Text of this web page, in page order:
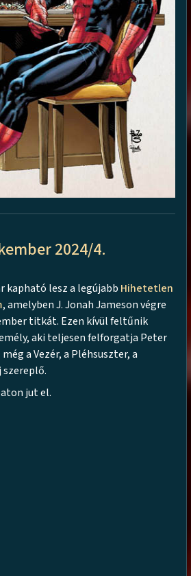
2024/4.
kapható lesz a legújabb Hihetetlen
, amelyben J. Jonah Jameson végre
titkát. Ezen kívül feltűnik
aki teljesen felforgatja Peter
a Vezér, a Pléhsuszter, a
szereplő.
jut el.